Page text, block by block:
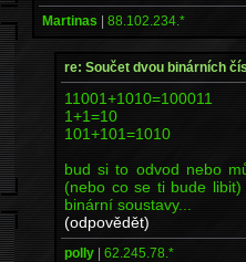
Martinas | 88.102.234.*
re: Součet dvou binárních
11001+1010=100011
1+1=10
101+101=1010
bud si to odvod nebo
(nebo co se ti bude
binární soustavy...
(odpovědět)
polly | 62.245.78.*